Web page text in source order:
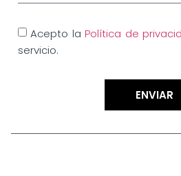
Acepto laPolítica de
servicio.
ENVIAR